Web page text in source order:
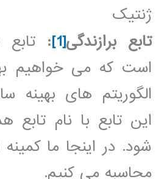
ژنتیک
تابع برازندگی[1]
: تابع
است که می خواهیم
الگوریتم های بهینه
این تابع با نام
شود. در اینجا ما کمینه
محاسبه می کنیم.